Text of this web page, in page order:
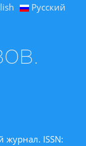
Русский
журнал. ISSN: